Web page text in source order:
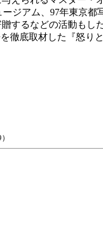
ジアム、97年東京
するなどの活動もし
徹底取材した『怒り